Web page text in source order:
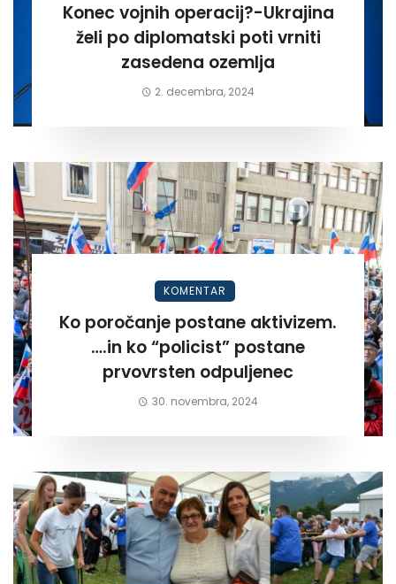
Konec vojnih operacij?-Ukrajina
želi po diplomatski poti vrniti
zasedena ozemlja
2. decembra, 2024
KOMENTAR
Ko poročanje postane aktivizem.
….in ko “policist” postane
prvovrsten odpuljenec
30. novembra, 2024